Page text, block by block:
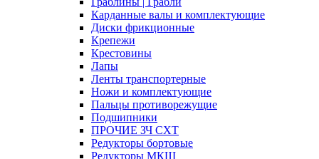
Карданные валы и комплектующие
Диски фрикционные
Крепежи
Крестовины
Лапы
Ленты транспортерные
Ножи и комплектующие
Пальцы противорежущие
Подшипники
ПРОЧИЕ ЗЧ СХТ
Редукторы бортовые
Редукторы МКШ